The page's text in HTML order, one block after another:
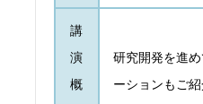
講
演
概
研究開発を進
ーションもご紹